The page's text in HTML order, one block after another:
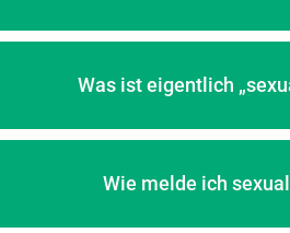
Was ist eigentlich
Wie melde ich